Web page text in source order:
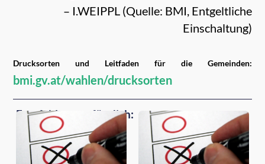
– I.WEIPPL (Quelle: BMI, Entgeltliche
Einschaltung)
Drucksorten und Leitfaden für die Gemeinden:
bmi.gv.at/wahlen/drucksorten
Empfehlungen für dich: